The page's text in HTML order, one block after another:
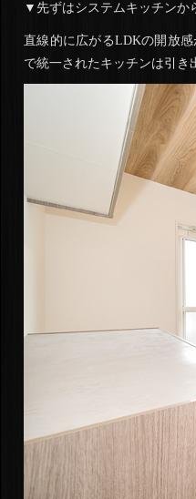
▼先ずはシステムキッチンか
直線的に広がるLDKの開放
で統一されたキッチンは引